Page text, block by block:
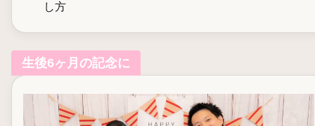
し方
生後6ヶ月の記念に